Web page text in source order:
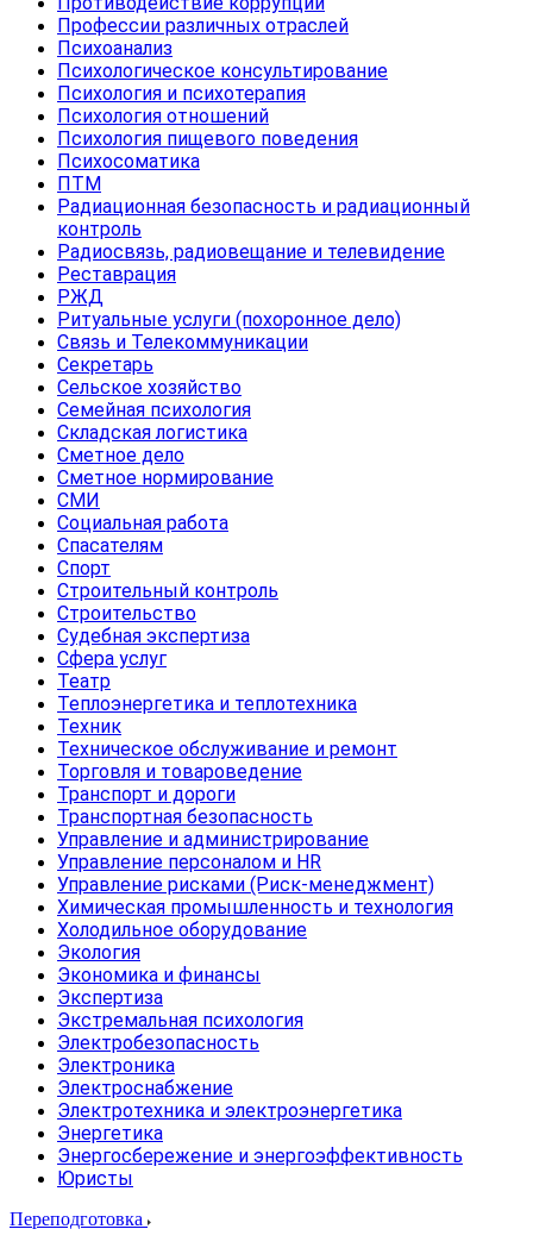
Профессии различных отраслей
Психоанализ
Психологическое консультирование
Психология и психотерапия
Психология отношений
Психология пищевого поведения
Психосоматика
ПТМ
Радиационная безопасность и радиационный
контроль
Радиосвязь, радиовещание и телевидение
Реставрация
РЖД
Ритуальные услуги (похоронное дело)
Связь и Телекоммуникации
Секретарь
Сельское хозяйство
Семейная психология
Складская логистика
Сметное дело
Сметное нормирование
СМИ
Социальная работа
Спасателям
Спорт
Строительный контроль
Строительство
Судебная экспертиза
Сфера услуг
Театр
Теплоэнергетика и теплотехника
Техник
Техническое обслуживание и ремонт
Торговля и товароведение
Транспорт и дороги
Транспортная безопасность
Управление и администрирование
Управление персоналом и HR
Управление рисками (Риск-менеджмент)
Химическая промышленность и технология
Холодильное оборудование
Экология
Экономика и финансы
Экспертиза
Экстремальная психология
Электробезопасность
Электроника
Электроснабжение
Электротехника и электроэнергетика
Энергетика
Энергосбережение и энергоэффективность
Юристы
Переподготовка